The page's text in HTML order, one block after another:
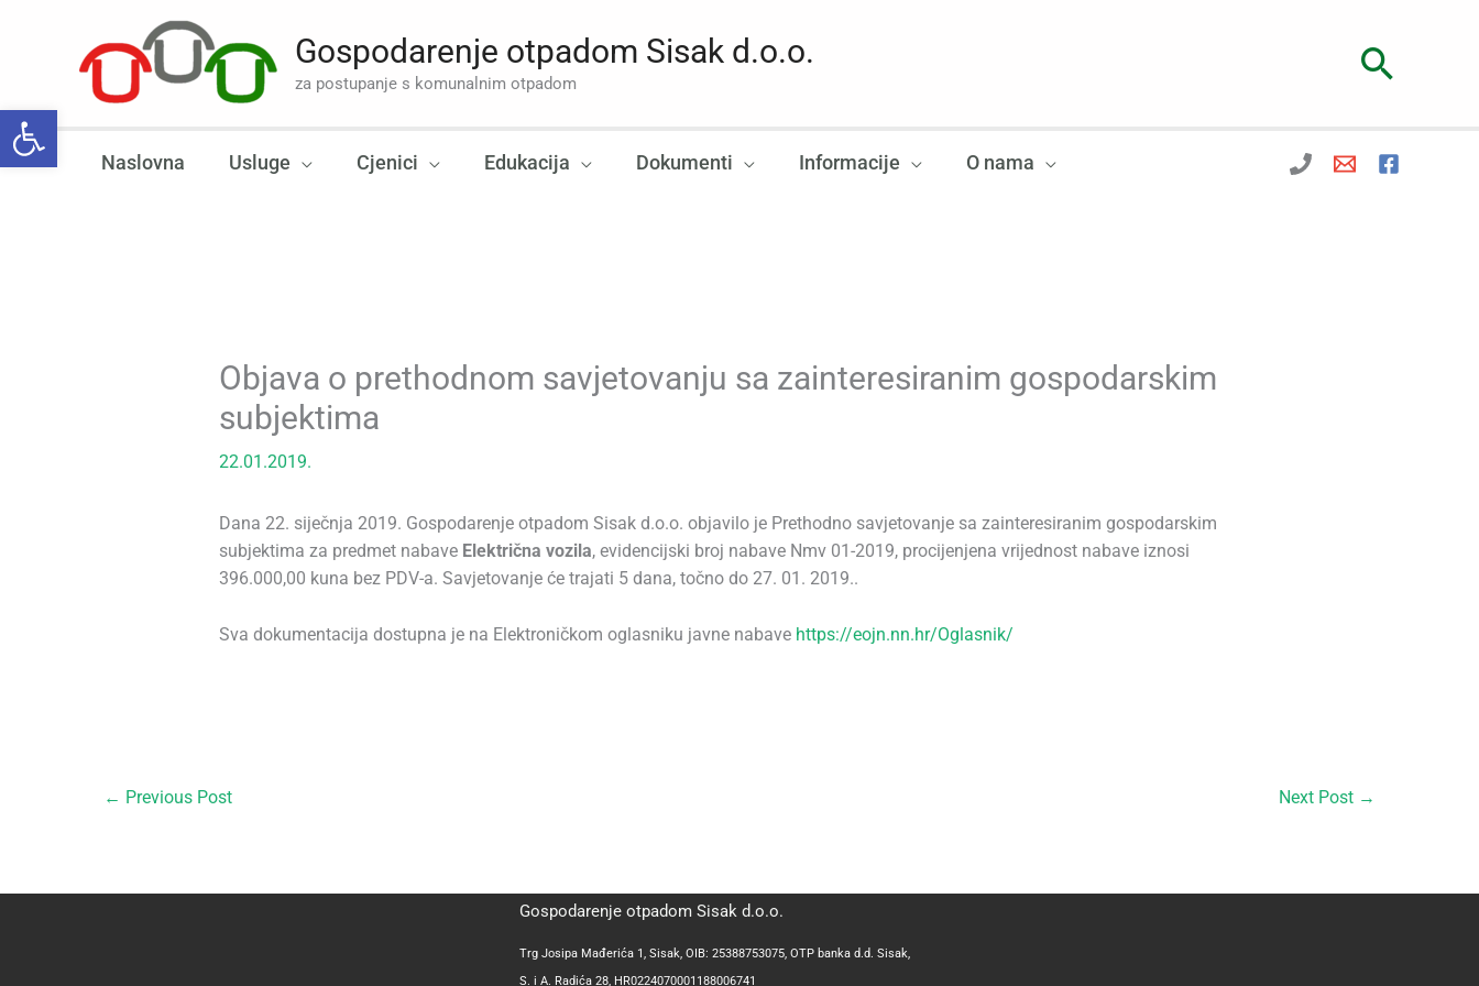
Open toolbar
Gospodarenje otpadom Sisak d.o.o.
za postupanje s komunalnim otpadom
Naslovna Usluge Cjenici Edukacija Dokumenti Informacije O nama
Objava o prethodnom savjetovanju sa zainteresiranim gospodarskim
subjektima
22.01.2019.
Dana 22. siječnja 2019. Gospodarenje otpadom Sisak d.o.o. objavilo je Prethodno savjetovanje sa zainteresiranim gospodarskim
subjektima za predmet nabave Električna vozila, evidencijski broj nabave Nmv 01-2019, procijenjena vrijednost nabave iznosi
396.000,00 kuna bez PDV-a. Savjetovanje će trajati 5 dana, točno do 27. 01. 2019..
Sva dokumentacija dostupna je na Elektroničkom oglasniku javne nabave https://eojn.nn.hr/Oglasnik/
← Previous Post Next Post →
Gospodarenje otpadom Sisak d.o.o.
Trg Josipa Mađerića 1, Sisak, OIB: 25388753075, OTP banka d.d. Sisak,
S. i A. Radića 28, HR0224070001188006741